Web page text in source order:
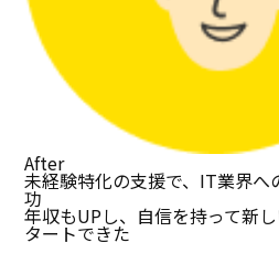
After
未経験特化の支援で、IT業界へ
功
年収もUPし、自信を持って新
タートできた